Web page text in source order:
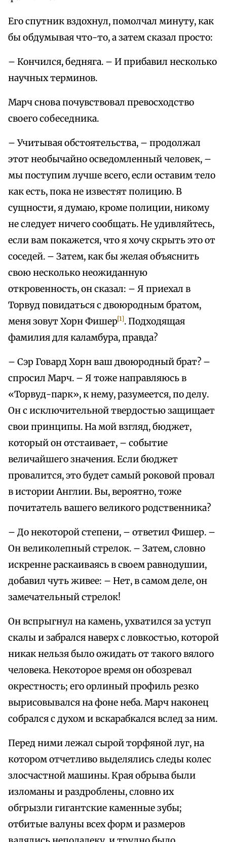
Его спутник вздохнул, помолчал минуту, как
бы обдумывая что-то, а затем сказал просто:
– Кончился, бедняга. – И прибавил несколько
научных терминов.
Марч снова почувствовал превосходство
своего собеседника.
– Учитывая обстоятельства, – продолжал
этот необычайно осведомленный человек, –
мы поступим лучше всего, если оставим тело
как есть, пока не известят полицию. В
сущности, я думаю, кроме полиции, никому
не следует ничего сообщать. Не удивляйтесь,
если вам покажется, что я хочу скрыть это от
соседей. – Затем, как бы желая объяснить
свою несколько неожиданную
откровенность, он сказал: – Я приехал в
Торвуд повидаться с двоюродным братом,
меня зовут Хорн Фишер[1]. Подходящая
фамилия для каламбура, правда?
– Сэр Говард Хорн ваш двоюродный брат? –
спросил Марч. – Я тоже направляюсь в
«Торвуд-парк», к нему, разумеется, по делу.
Он с исключительной твердостью защищает
свои принципы. На мой взгляд, бюджет,
который он отстаивает, – событие
величайшего значения. Если бюджет
провалится, это будет самый роковой провал
в истории Англии. Вы, вероятно, тоже
почитатель вашего великого родственника?
– До некоторой степени, – ответил Фишер. –
Он великолепный стрелок. – Затем, словно
искренне раскаиваясь в своем равнодушии,
добавил чуть живее: – Нет, в самом деле, он
замечательный стрелок!
Он вспрыгнул на камень, ухватился за уступ
скалы и забрался наверх с ловкостью, которой
никак нельзя было ожидать от такого вялого
человека. Некоторое время он обозревал
окрестность; его орлиный профиль резко
вырисовывался на фоне неба. Марч наконец
собрался с духом и вскарабкался вслед за ним.
Перед ними лежал сырой торфяной луг, на
котором отчетливо выделялись следы колес
злосчастной машины. Края обрыва были
изломаны и раздроблены, словно их
обгрызли гигантские каменные зубы;
отбитые валуны всех форм и размеров